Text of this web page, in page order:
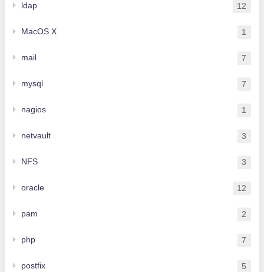
ldap 12
MacOS X 1
mail 7
mysql 7
nagios 1
netvault 3
NFS 3
oracle 12
pam 2
php 7
postfix 5